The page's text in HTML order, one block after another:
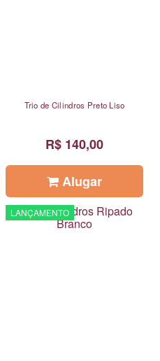
Trio de Cilindros Preto Liso
R$ 140,00
Alugar
LANÇAMENTO